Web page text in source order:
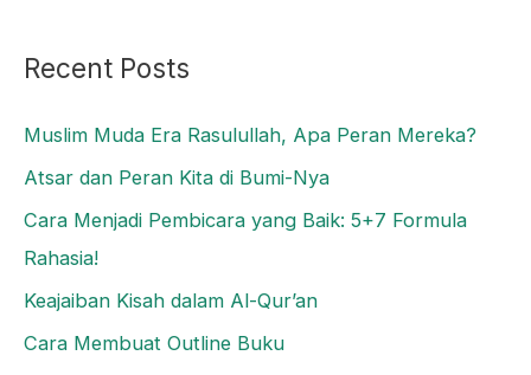
Recent Posts
Muslim Muda Era Rasulullah, Apa Peran Mereka?
Atsar dan Peran Kita di Bumi-Nya
Cara Menjadi Pembicara yang Baik: 5+7 Formula
Rahasia!
Keajaiban Kisah dalam Al-Qur’an
Cara Membuat Outline Buku